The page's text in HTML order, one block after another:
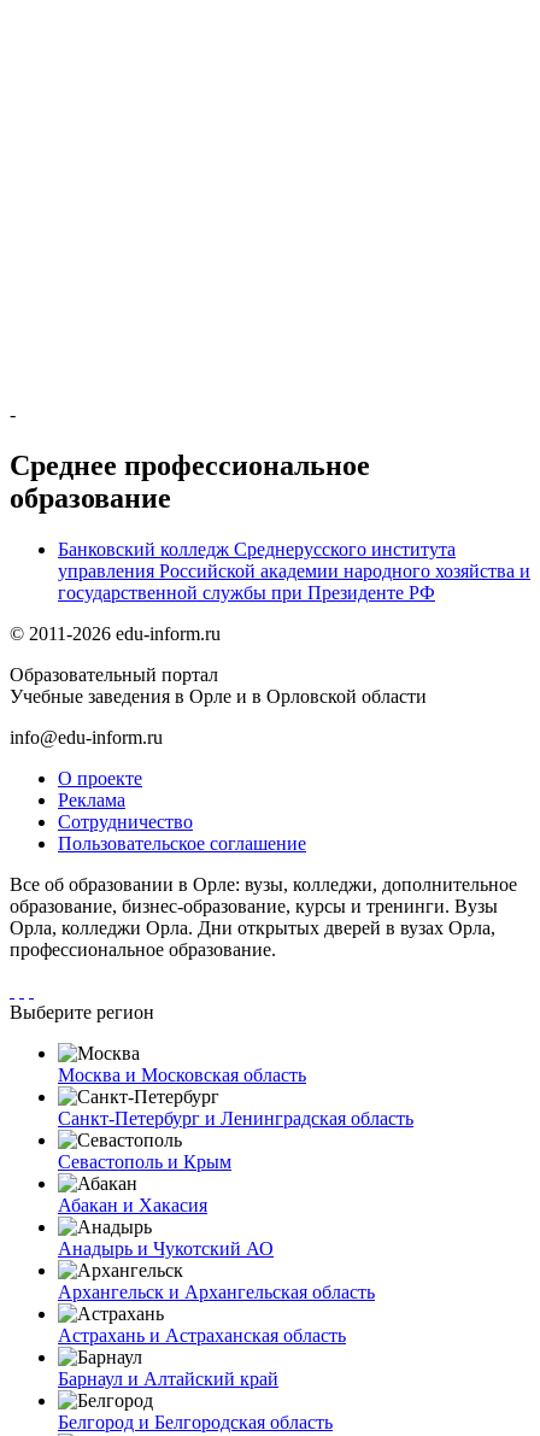
-
Среднее профессиональное
образование
Банковский колледж Среднерусского института
управления Российской академии народного хозяйства и
государственной службы при Президенте РФ
© 2011-2026 edu-inform.ru
Образовательный портал
Учебные заведения в Орле и в Орловской области
info@edu-inform.ru
О проекте
Реклама
Сотрудничество
Пользовательское соглашение
Все об образовании в Орле: вузы, колледжи, дополнительное
образование, бизнес-образование, курсы и тренинги. Вузы
Орла, колледжи Орла. Дни открытых дверей в вузах Орла,
профессиональное образование.
Выберите регион
Москва и Московская область
Санкт-Петербург и Ленинградская область
Севастополь и Крым
Абакан и Хакасия
Анадырь и Чукотский АО
Архангельск и Архангельская область
Астрахань и Астраханская область
Барнаул и Алтайский край
Белгород и Белгородская область